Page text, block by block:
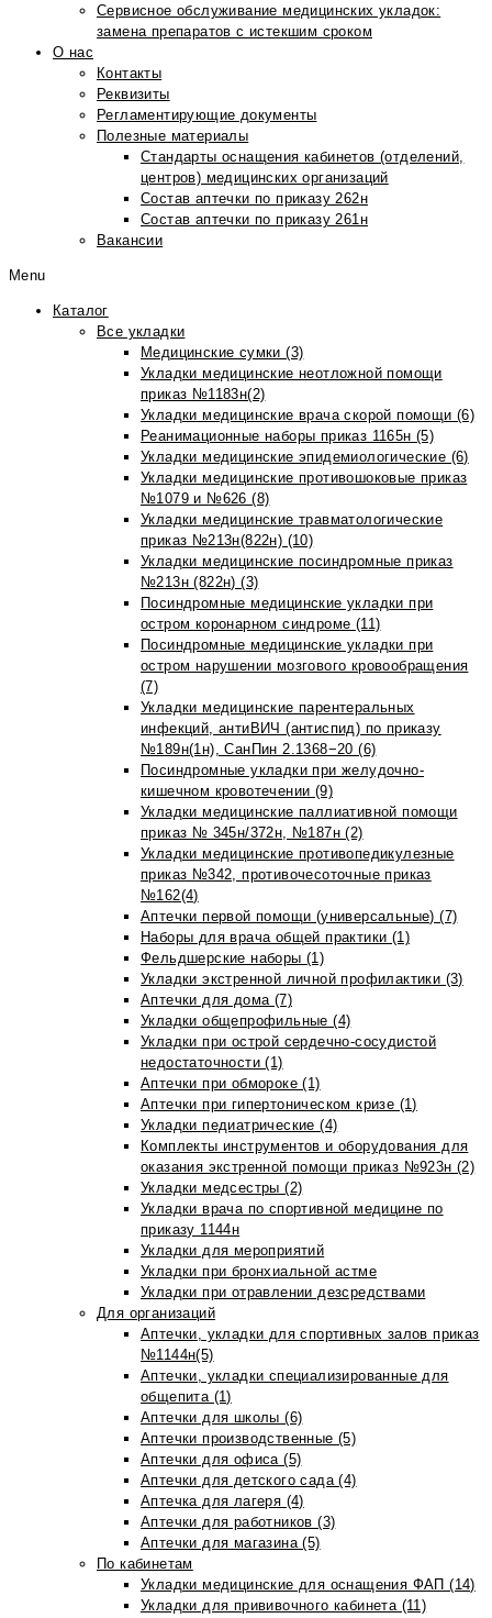
Сервисное обслуживание медицинских укладок:
замена препаратов с истекшим сроком
О нас
Контакты
Реквизиты
Регламентирующие документы
Полезные материалы
Стандарты оснащения кабинетов (отделений,
центров) медицинских организаций
Состав аптечки по приказу 262н
Состав аптечки по приказу 261н
Вакансии
Menu
Каталог
Все укладки
Медицинские сумки (3)
Укладки медицинские неотложной помощи
приказ №1183н(2)
Укладки медицинские врача скорой помощи (6)
Реанимационные наборы приказ 1165н (5)
Укладки медицинские эпидемиологические (6)
Укладки медицинские противошоковые приказ
№1079 и №626 (8)
Укладки медицинские травматологические
приказ №213н(822н) (10)
Укладки медицинские посиндромные приказ
№213н (822н) (3)
Посиндромные медицинские укладки при
остром коронарном синдроме (11)
Посиндромные медицинские укладки при
остром нарушении мозгового кровообращения
(7)
Укладки медицинские парентеральных
инфекций, антиВИЧ (антиспид) по приказу
№189н(1н), СанПин 2.1368−20 (6)
Посиндромные укладки при желудочно-
кишечном кровотечении (9)
Укладки медицинские паллиативной помощи
приказ № 345н/372н, №187н (2)
Укладки медицинские противопедикулезные
приказ №342, противочесоточные приказ
№162(4)
Аптечки первой помощи (универсальные) (7)
Наборы для врача общей практики (1)
Фельдшерские наборы (1)
Укладки экстренной личной профилактики (3)
Аптечки для дома (7)
Укладки общепрофильные (4)
Укладки при острой сердечно-сосудистой
недостаточности (1)
Аптечки при обмороке (1)
Аптечки при гипертоническом кризе (1)
Укладки педиатрические (4)
Комплекты инструментов и оборудования для
оказания экстренной помощи приказ №923н (2)
Укладки медсестры (2)
Укладки врача по спортивной медицине по
приказу 1144н
Укладки для мероприятий
Укладки при бронхиальной астме
Укладки при отравлении дезсредствами
Для организаций
Аптечки, укладки для спортивных залов приказ
№1144н(5)
Аптечки, укладки специализированные для
общепита (1)
Аптечки для школы (6)
Аптечки производственные (5)
Аптечки для офиса (5)
Аптечки для детского сада (4)
Аптечка для лагеря (4)
Аптечки для работников (3)
Аптечки для магазина (5)
По кабинетам
Укладки медицинские для оснащения ФАП (14)
Укладки для прививочного кабинета (11)